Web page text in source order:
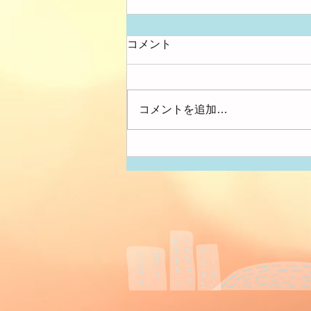
大きさ比べ
コメント
コメントを追加…